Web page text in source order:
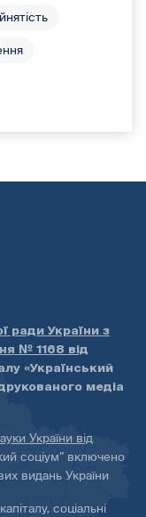
ради України з
№ 1168 від
«Український
медіа
України від
соціум” включено
видань України
соціальні